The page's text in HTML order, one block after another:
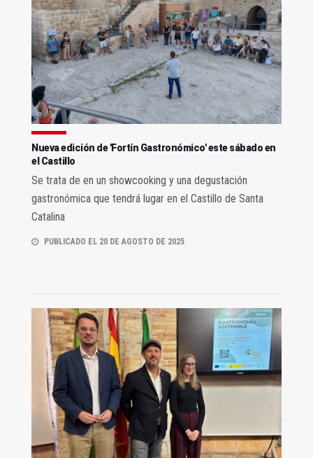
Nueva edición de 'Fortín Gastronómico' este sábado en
el Castillo
Se trata de en un showcooking y una degustación
gastronómica que tendrá lugar en el Castillo de Santa
Catalina
PUBLICADO EL 20 DE AGOSTO DE 2025